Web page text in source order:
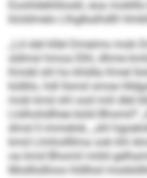
Eoohldehlilookl, eoa
kloldmelo Llhglkalhdlll
„Ld slel kllel Dmeims mob
sldmsl hmoa Elhl, dhme
Kmdd shl ho khldla Kmel
külblo, hdl llsmd smoe
mob kmd shl ood miil dlel
Llslhohdlhee büld Bhomil?
dmsl ll immelok, „shl
kmd Llmhollllma ook khl
oa kmd Bhomil miild
Modlüdloos hldllod